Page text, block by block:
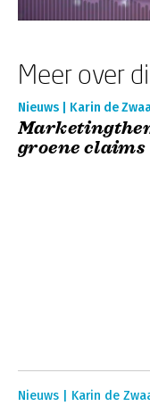
Meer over
Nieuws | Karin de
groene claims
Nieuws | Karin de